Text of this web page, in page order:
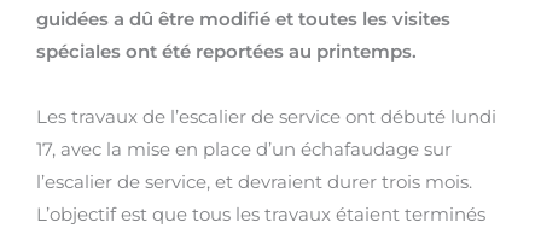
guidées a dû être modifié et toutes les visites
spéciales ont été reportées au printemps.
Les travaux de l’escalier de service ont débuté lundi
17, avec la mise en place d’un échafaudage sur
l’escalier de service, et devraient durer trois mois.
L’objectif est que tous les travaux étaient terminés